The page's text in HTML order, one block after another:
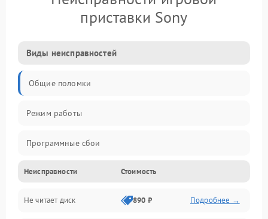
приставки Sony
Виды неисправностей
Общие поломки
Режим работы
Программные сбои
Видео и HDMI
Звук и аудиовыходы
Неисправности Стоимость
Не читает диск 890 ₽ Подробнее →